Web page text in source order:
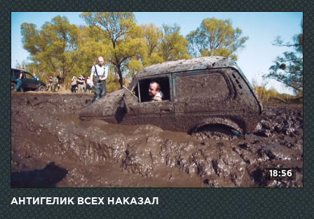
18:56
АНТИГЕЛИК ВСЕХ НАКАЗАЛ